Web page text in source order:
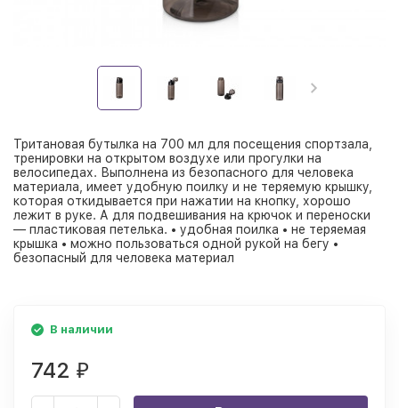
Тритановая бутылка на 700 мл для посещения спортзала,
тренировки на открытом воздухе или прогулки на
велосипедах. Выполнена из безопасного для человека
материала, имеет удобную поилку и не теряемую крышку,
которая откидывается при нажатии на кнопку, хорошо
лежит в руке. А для подвешивания на крючок и переноски
— пластиковая петелька. • удобная поилка • не теряемая
крышка • можно пользоваться одной рукой на бегу •
безопасный для человека материал
В наличии
742 ₽